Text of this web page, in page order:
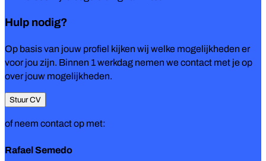
Hulp nodig?
Op basis van jouw profiel kijken wij welke mogelijkheden er
voor jou zijn. Binnen 1 werkdag nemen we contact met je op
over jouw mogelijkheden.
Stuur CV
of neem contact op met:
Rafael Semedo